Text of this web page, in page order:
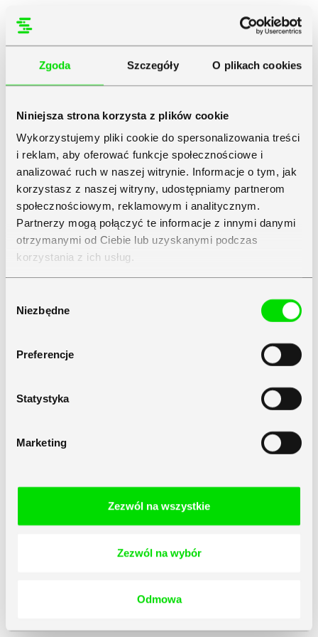
Zgoda Szczegóły O plikach cookies
Niniejsza strona korzysta z plików cookie
Wykorzystujemy pliki cookie do spersonalizowania treści
i reklam, aby oferować funkcje społecznościowe i
analizować ruch w naszej witrynie. Informacje o tym, jak
korzystasz z naszej witryny, udostępniamy partnerom
społecznościowym, reklamowym i analitycznym.
Partnerzy mogą połączyć te informacje z innymi danymi
otrzymanymi od Ciebie lub uzyskanymi podczas
korzystania z ich usług.
zgody
Niezbędne
Preferencje
Statystyka
Marketing
Zezwól na wszystkie
Zezwól na wybór
Odmowa